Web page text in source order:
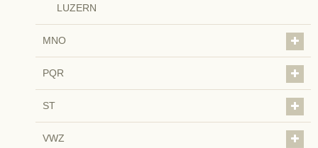
LUZERN
MNO
PQR
ST
VWZ